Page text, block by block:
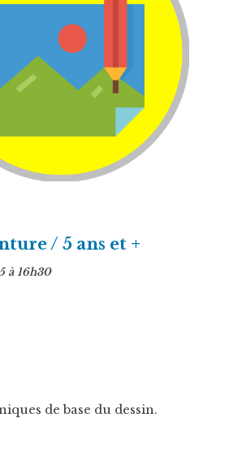
/ 5 ans et +
à 16h30
de base du dessin.